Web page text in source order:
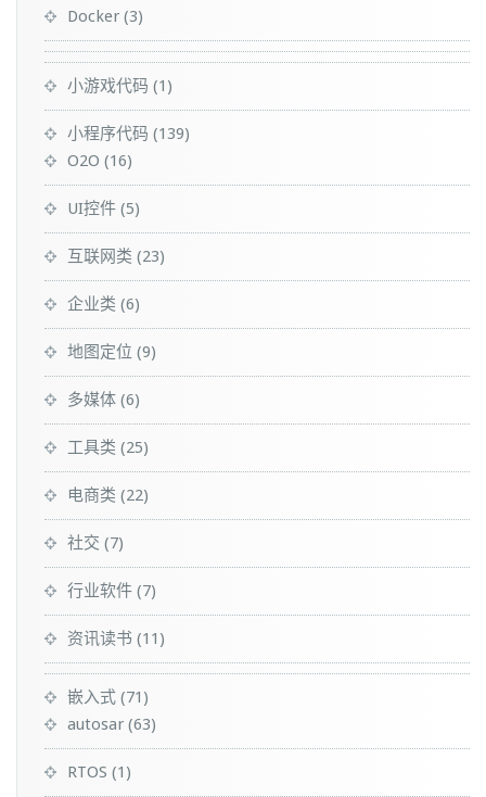
Docker (3)
小游戏代码 (1)
小程序代码 (139)
O2O (16)
UI控件 (5)
互联网类 (23)
企业类 (6)
地图定位 (9)
多媒体 (6)
工具类 (25)
电商类 (22)
社交 (7)
行业软件 (7)
资讯读书 (11)
嵌入式 (71)
autosar (63)
RTOS (1)